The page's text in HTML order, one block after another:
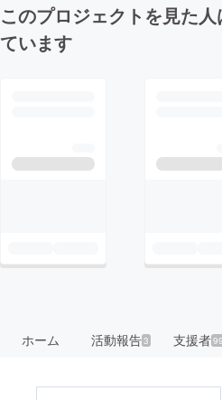
このプロジェクトを見た
ています
ホーム 活動報告3 支援者